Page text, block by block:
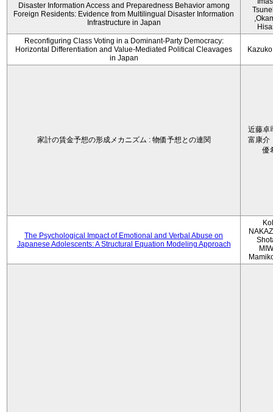
Disaster Information Access and Preparedness Behavior among
Foreign Residents: Evidence from Multilingual Disaster Information
Infrastructure in Japan
Reconfiguring Class Voting in a Dominant-Party Democracy:
Horizontal Differentiation and Value-Mediated Political Cleavages
in Japan
家計の賃金予想の形成メカニズム : 物価予想との連関
近藤卓
富康介
優
The Psychological Impact of Emotional and Verbal Abuse on
Japanese Adolescents: A Structural Equation Modeling Approach